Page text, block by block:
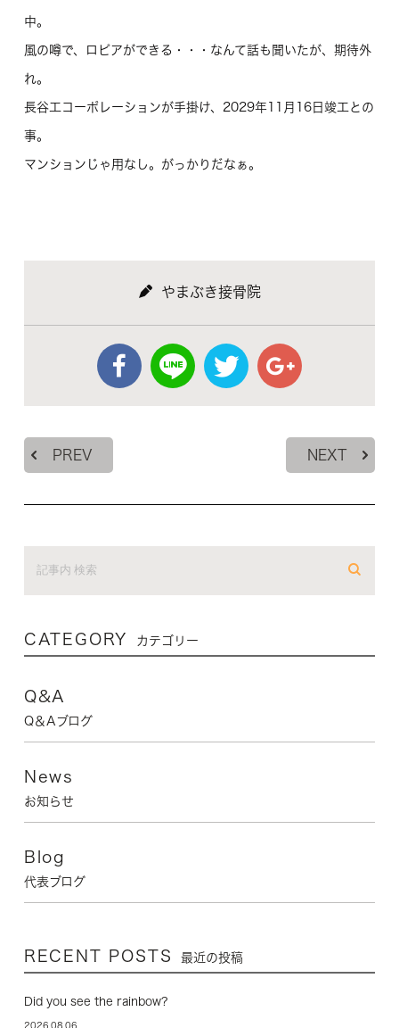
中。
風の噂で、ロピアができる・・・なんて話も聞いたが、期待外
れ。
長谷工コーポレーションが手掛け、2029年11月16日竣工との
事。
マンションじゃ用なし。がっかりだなぁ。
やまぶき接骨院
PREV NEXT
CATEGORY カテゴリー
Q&A
Q＆Aブログ
News
お知らせ
Blog
代表ブログ
RECENT POSTS 最近の投稿
Did you see the rainbow?
2026.08.06